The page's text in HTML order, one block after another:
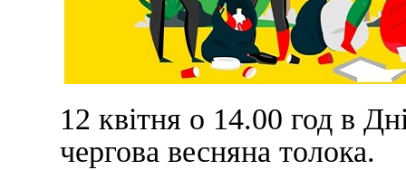
12 квітня о 14.00 год в
чергова весняна толока.